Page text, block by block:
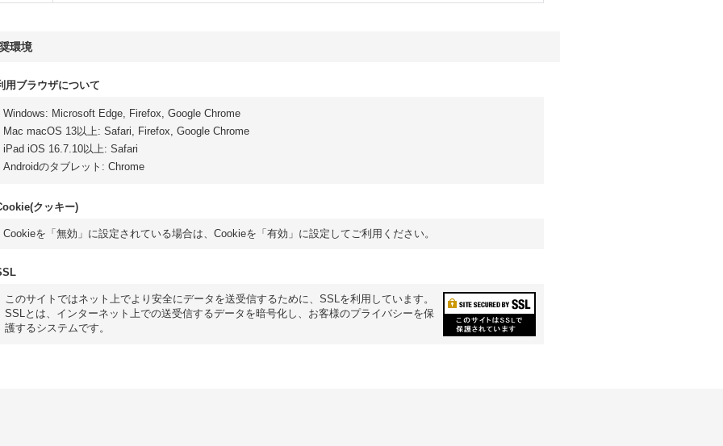
環境
用ブラウザについて
Windows: Microsoft Edge, Firefox, Google Chrome
Mac macOS 13以上: Safari, Firefox, Google Chrome
iPad iOS 16.7.10以上: Safari
Androidのタブレット : Chrome
クッキー)
Cookieを「無効」に設定されている場合は、Cookieを「有効」に設定してご利用ください。
このサイトではネット上でより安全にデータを送受信するために、SSLを利用しています。
SSLとは、インターネット上での送受信するデータを暗号化し、お客様のプライバシーを保
護するシステムです。